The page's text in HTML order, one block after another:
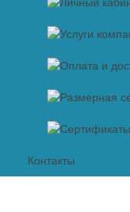
Контакты